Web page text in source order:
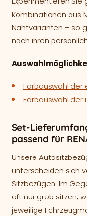
Kombinationen aus
Nahtvarianten – so
nach Ihren
Farbauswahl der
Farbauswahl der
Set-
passend für
Unsere
unterscheiden sich
Sitzbezügen. Im
oft nur grob sitzen,
jeweilige